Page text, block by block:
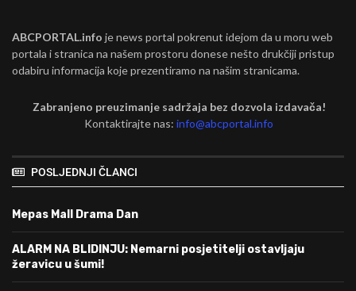
ABCPORTAL.info je news portal pokrenut idejom da u moru web
portala i stranica na našem prostoru donese nešto drukčiji pristup
odabiru informacija koje prezentiramo na našim stranicama.
Zabranjeno preuzimanje sadržaja bez dozvola izdavača!
Kontaktirajte nas:info@abcportal.info
POSLJEDNJI ČLANCI
Mepas Mall Drama Dan
ALARM NA BLIDINJU: Nemarni posjetitelji ostavljaju
žeravicu u šumi!